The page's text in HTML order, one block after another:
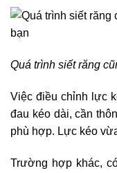
Quá trình siết răng
Việc điều chỉnh lực
đau kéo dài, cần
phù hợp. Lực kéo
Trường hợp khác,